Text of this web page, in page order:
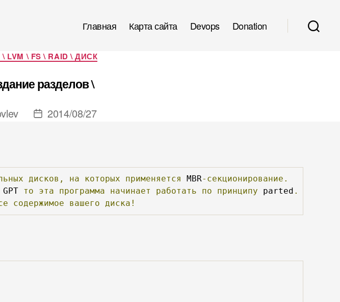
Главная Карта сайта Devops
Donation
\ LVM \ FS \ RAID \ ДИСК
разделов \
Дата2014/08/27
дисков, на которых применяется MBR-секционирование.
GPT то эта программа начинает работать по принципу parted .
содержимое вашего диска!